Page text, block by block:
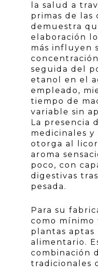
la salud a
primas de las
demuestra
elaboración
más influyen
seguida del
etanol en el
empleado,
tiempo de
variable sin
La presencia
medicinales y
otorga al
aroma
poco, con
digestivas
pesada.
Para su
como mínimo
plantas aptas
alimentario.
combinación
tradicionales